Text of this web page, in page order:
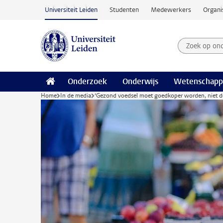
Ga naar hoofdinhoud
Universiteit Leiden Studenten Medewerkers
Zoek op
Zoekterm
Onderzoek Onderwijs
Home In de media ‘Gezond voedsel moet goedkoper worden, niet